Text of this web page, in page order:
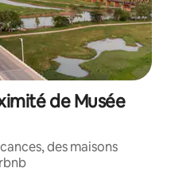
de Musée
des maisons